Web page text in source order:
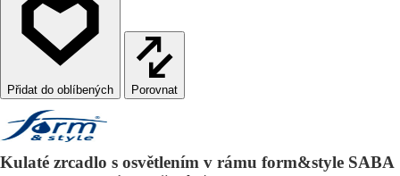
Porovnat
Kulaté zrcadlo s osvětlením v rámu form&style SABA